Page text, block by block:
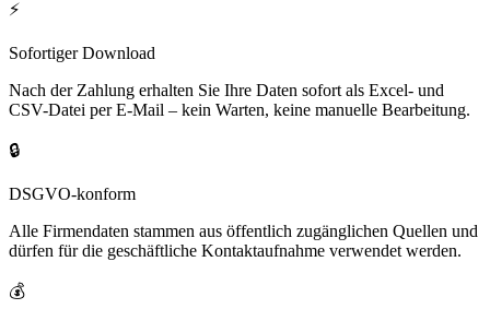
⚡
Sofortiger Download
Nach der Zahlung erhalten Sie Ihre Daten sofort als Excel- und
CSV-Datei per E-Mail – kein Warten, keine manuelle Bearbeitung.
🔒
DSGVO-konform
Alle Firmendaten stammen aus öffentlich zugänglichen Quellen und
dürfen für die geschäftliche Kontaktaufnahme verwendet werden.
💰